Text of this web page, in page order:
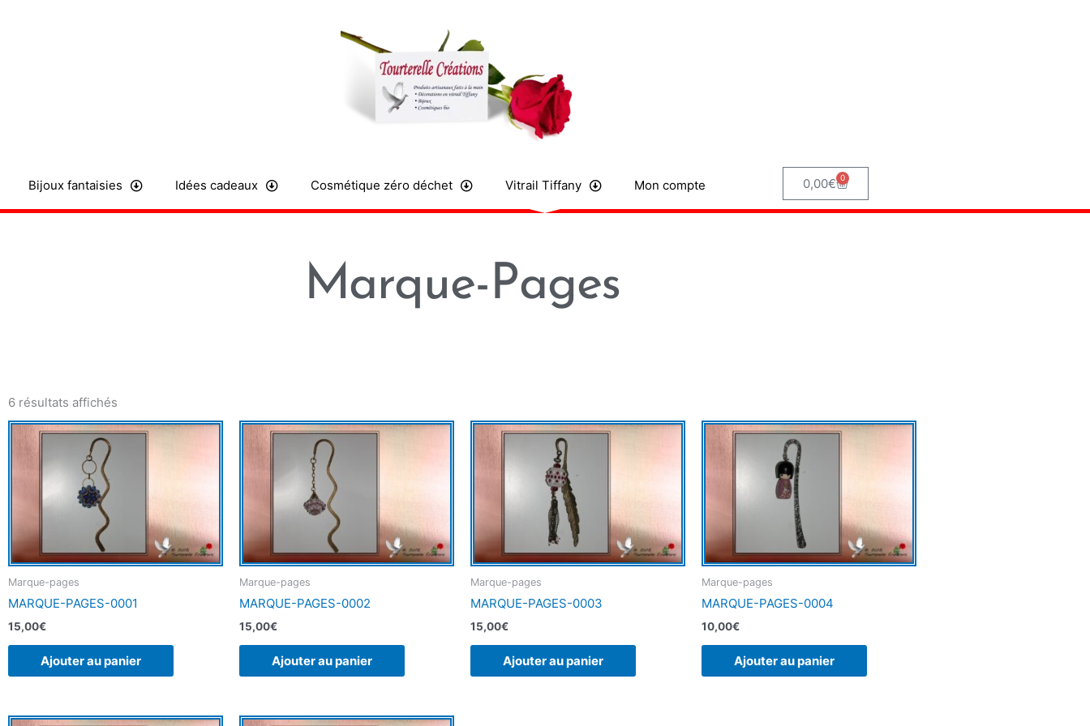
Bijoux fantaisies Idées cadeaux Cosmétique zéro déchet Vitrail Tiffany Mon compte 0,00€ 0
Panier
Marque-Pages
6 résultats affichés
Marque-pages
MARQUE-PAGES-0001
15,00€
Ajouter au panier
Marque-pages
MARQUE-PAGES-0002
15,00€
Ajouter au panier
Marque-pages
MARQUE-PAGES-0003
15,00€
Ajouter au panier
Marque-pages
MARQUE-PAGES-0004
10,00€
Ajouter au panier